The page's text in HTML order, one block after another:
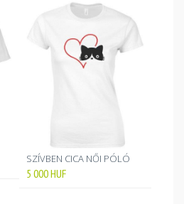
SZÍVBEN CICA NŐI PÓLÓ
5 000HUF